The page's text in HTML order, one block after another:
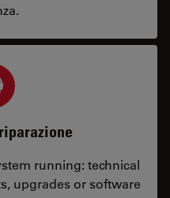
running: technical
upgrades or software